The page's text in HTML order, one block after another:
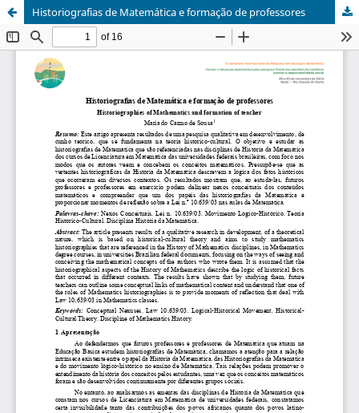
Historiografias de Matemática e formação de professores